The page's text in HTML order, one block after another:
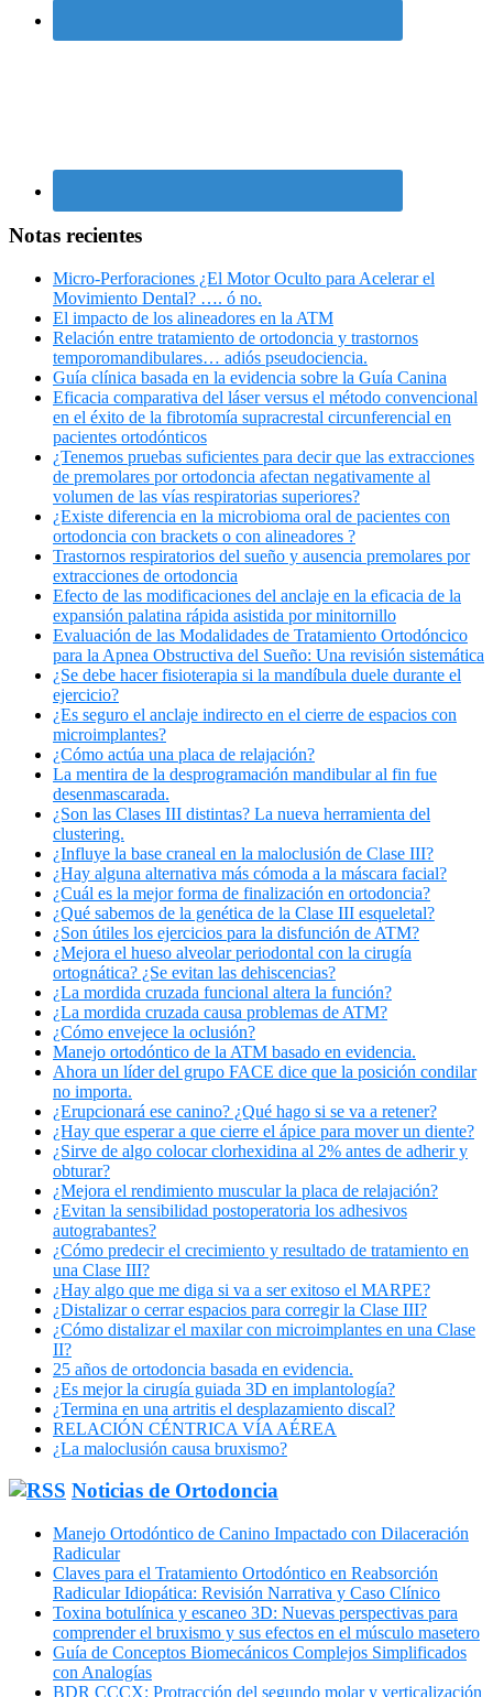
Notas recientes
Micro-Perforaciones ¿El Motor Oculto para Acelerar el
Movimiento Dental? …. ó no.
El impacto de los alineadores en la ATM
Relación entre tratamiento de ortodoncia y trastornos
temporomandibulares… adiós pseudociencia.
Guía clínica basada en la evidencia sobre la Guía Canina
Eficacia comparativa del láser versus el método convencional
en el éxito de la fibrotomía supracrestal circunferencial en
pacientes ortodónticos
¿Tenemos pruebas suficientes para decir que las extracciones
de premolares por ortodoncia afectan negativamente al
volumen de las vías respiratorias superiores?
¿Existe diferencia en la microbioma oral de pacientes con
ortodoncia con brackets o con alineadores ?
Trastornos respiratorios del sueño y ausencia premolares por
extracciones de ortodoncia
Efecto de las modificaciones del anclaje en la eficacia de la
expansión palatina rápida asistida por minitornillo
Evaluación de las Modalidades de Tratamiento Ortodóncico
para la Apnea Obstructiva del Sueño: Una revisión sistemática
¿Se debe hacer fisioterapia si la mandíbula duele durante el
ejercicio?
¿Es seguro el anclaje indirecto en el cierre de espacios con
microimplantes?
¿Cómo actúa una placa de relajación?
La mentira de la desprogramación mandibular al fin fue
desenmascarada.
¿Son las Clases III distintas? La nueva herramienta del
clustering.
¿Influye la base craneal en la maloclusión de Clase III?
¿Hay alguna alternativa más cómoda a la máscara facial?
¿Cuál es la mejor forma de finalización en ortodoncia?
¿Qué sabemos de la genética de la Clase III esqueletal?
¿Son útiles los ejercicios para la disfunción de ATM?
¿Mejora el hueso alveolar periodontal con la cirugía
ortognática? ¿Se evitan las dehiscencias?
¿La mordida cruzada funcional altera la función?
¿La mordida cruzada causa problemas de ATM?
¿Cómo envejece la oclusión?
Manejo ortodóntico de la ATM basado en evidencia.
Ahora un líder del grupo FACE dice que la posición condilar
no importa.
¿Erupcionará ese canino? ¿Qué hago si se va a retener?
¿Hay que esperar a que cierre el ápice para mover un diente?
¿Sirve de algo colocar clorhexidina al 2% antes de adherir y
obturar?
¿Mejora el rendimiento muscular la placa de relajación?
¿Evitan la sensibilidad postoperatoria los adhesivos
autograbantes?
¿Cómo predecir el crecimiento y resultado de tratamiento en
una Clase III?
¿Hay algo que me diga si va a ser exitoso el MARPE?
¿Distalizar o cerrar espacios para corregir la Clase III?
¿Cómo distalizar el maxilar con microimplantes en una Clase
II?
25 años de ortodoncia basada en evidencia.
¿Es mejor la cirugía guiada 3D en implantología?
¿Termina en una artritis el desplazamiento discal?
RELACIÓN CÉNTRICA VÍA AÉREA
¿La maloclusión causa bruxismo?
Noticias de Ortodoncia
Manejo Ortodóntico de Canino Impactado con Dilaceración
Radicular
Claves para el Tratamiento Ortodóntico en Reabsorción
Radicular Idiopática: Revisión Narrativa y Caso Clínico
Toxina botulínica y escaneo 3D: Nuevas perspectivas para
comprender el bruxismo y sus efectos en el músculo masetero
Guía de Conceptos Biomecánicos Complejos Simplificados
con Analogías
BDR CCCX: Protracción del segundo molar y verticalización